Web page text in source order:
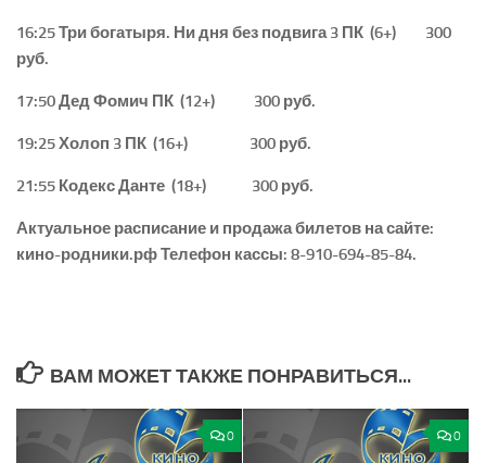
16:25 Три богатыря. Ни дня без подвига 3 ПК (6+) 300
руб.
17:50 Дед Фомич ПК (12+) 300 руб.
19:25 Холоп 3 ПК (16+) 300 руб.
21:55 Кодекс Данте (18+) 300 руб.
Актуальное расписание и продажа билетов на сайте:
кино-родники.рф Телефон кассы: 8-910-694-85-84.
ВАМ МОЖЕТ ТАКЖЕ ПОНРАВИТЬСЯ...
0 0